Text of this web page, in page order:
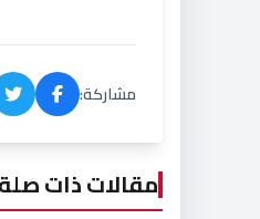
مشاركة:
مقالات ذات صلة